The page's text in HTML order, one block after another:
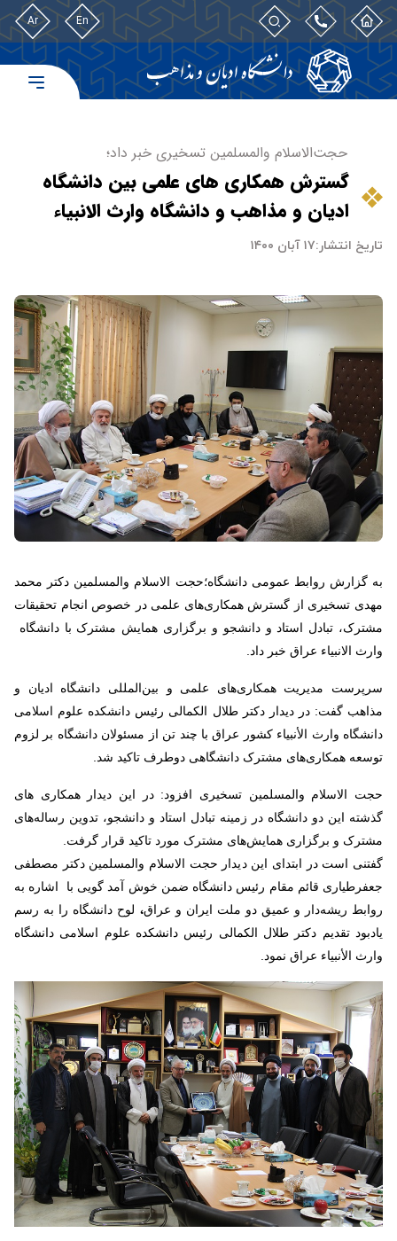
En
Ar
حجت‌الاسلام والمسلمین تسخیری خبر داد؛
گسترش همکاری های علمی بین دانشگاه
ادیان و مذاهب و دانشگاه وارث الانبیاء
تاریخ انتشار:۱۷ آبان ۱۴۰۰
به گزارش روابط عمومی دانشگاه؛حجت الاسلام والمسلمین دکتر محمد
مهدی تسخیری از گسترش همکاری‌های علمی در خصوص انجام تحقیقات
مشترک، تبادل استاد و دانشجو و برگزاری همایش مشترک با دانشگاه‌
وارث الانبیاء عراق خبر داد.
سرپرست مدیریت همکاری‌های علمی و بین‌المللی دانشگاه ادیان و
مذاهب گفت: در دیدار دکتر طلال الکمالی رئیس دانشکده علوم اسلامی
دانشگاه وارث الأنبیاء کشور عراق با چند تن از مسئولان دانشگاه‌ بر لزوم
توسعه همکاری‌های مشترک دانشگاهی دوطرف تاکید شد.
حجت الاسلام والمسلمین تسخیری افزود: در این دیدار همکاری های
گذشته این دو دانشگاه در زمینه تبادل استاد و دانشجو، تدوین رساله‌های
مشترک و برگزاری همایش‌های مشترک مورد تاکید قرار گرفت.
گفتنی است در ابتدای این دیدار حجت الاسلام والمسلمین دکتر مصطفی
جعفرطیاری قائم مقام رئیس دانشگاه ضمن خوش آمد گویی با اشاره به
روابط ریشه‌دار و عمیق دو ملت ایران و عراق، لوح دانشگاه را به رسم
یادبود تقدیم دکتر طلال الکمالی رئیس دانشکده علوم اسلامی دانشگاه
وارث الأنبیاء عراق نمود.